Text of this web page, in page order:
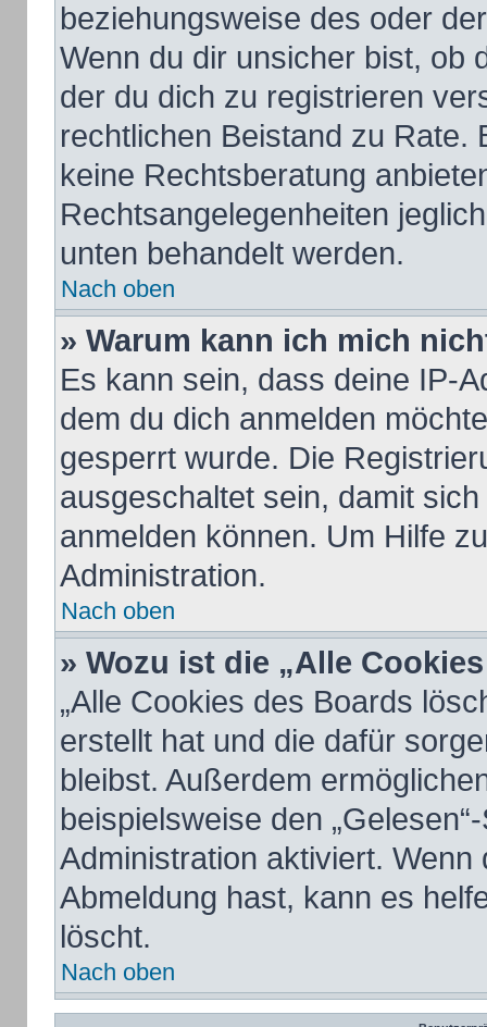
beziehungsweise des oder
Wenn du dir unsicher bist, ob
der du dich zu registrieren
rechtlichen Beistand zu Rate.
keine Rechtsberatung
Rechtsangelegenheiten
unten behandelt werden.
Nach oben
» Warum kann ich mich
Es kann sein, dass deine IP-
dem du dich anmelden
gesperrt wurde. Die
ausgeschaltet sein, damit
anmelden können. Um Hilfe
Administration.
Nach oben
» Wozu ist die „Alle
„Alle Cookies des Boards
erstellt hat und die dafür
bleibst. Außerdem
beispielsweise den
Administration aktiviert.
Abmeldung hast, kann es
löscht.
Nach oben